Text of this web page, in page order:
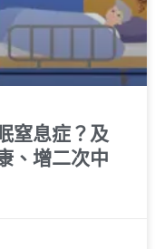
窒息症？及
、增二次中